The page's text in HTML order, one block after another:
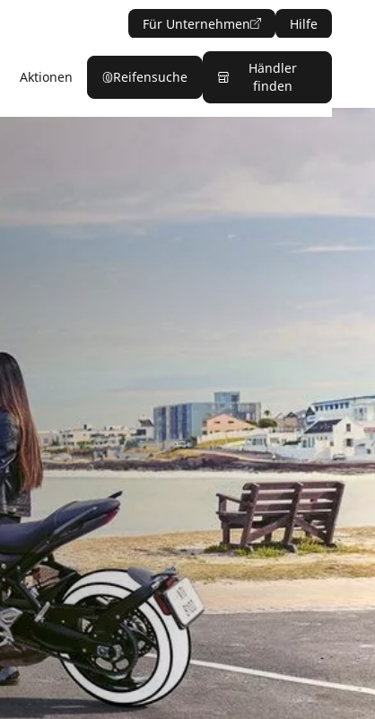
Für Unternehmen Hilfe
Aktionen Reifensuche
Händler
finden